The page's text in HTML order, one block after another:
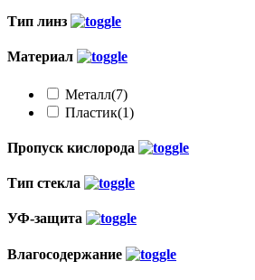
Тип линз
Материал
Металл(7)
Пластик(1)
Пропуск кислорода
Тип стекла
УФ-защита
Влагосодержание